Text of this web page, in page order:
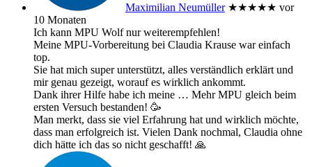
Maximilian Neumüller ★★★★★ vor
10 Monaten
Ich kann MPU Wolf nur weiterempfehlen!
Meine MPU-Vorbereitung bei Claudia Krause war einfach
top.
Sie hat mich super unterstützt, alles verständlich erklärt und
mir genau gezeigt, worauf es wirklich ankommt.
Dank ihrer Hilfe habe ich meine … MehrMPU gleich beim
ersten Versuch bestanden! 🥳
Man merkt, dass sie viel Erfahrung hat und wirklich möchte,
dass man erfolgreich ist. Vielen Dank nochmal, Claudia ohne
dich hätte ich das so nicht geschafft! 🙏